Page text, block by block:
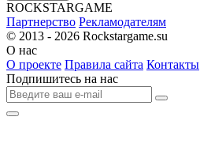
ROCKSTARGAME
Партнерство Рекламодателям
© 2013 - 2026 Rockstargame.su
О нас
О проекте Правила сайта Контакты
Подпишитесь на нас